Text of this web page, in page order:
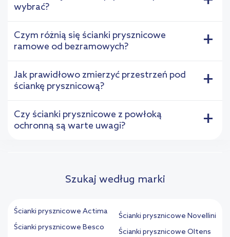
wybrać?
Czym różnią się ścianki prysznicowe
ramowe od bezramowych?
+
Jak prawidłowo zmierzyć przestrzeń pod
ściankę prysznicową?
+
Czy ścianki prysznicowe z powłoką
ochronną są warte uwagi?
+
Szukaj według marki
Ścianki prysznicowe Actima
Ścianki prysznicowe Besco
Ścianki prysznicowe Novellini
Ścianki prysznicowe Oltens